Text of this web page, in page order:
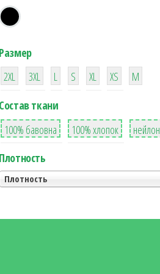
Размер
38
2XL
16
3XL
42
L
42
S
42
XL XS
М
Состав ткани
8
100% бавовна
36
100% хлопок
2
нейлон
Плотность
Плотность